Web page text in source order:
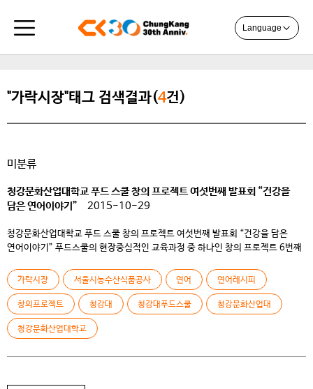
Language
"가락시장"태그 검색결과(4건)
미분류
청강문화산업대학교 푸드 스쿨 창의 프로젝트 여섯번째 발표회 “건강을
담은 연어이야기”
2015-10-29
청강문화산업대학교 푸드 스쿨 창의 프로젝트 여섯번째 발표회 “건강을 담은
연어이야기” 푸드스쿨의 현장중심적인 교육과정 중 하나인 창의 프로젝트 6번째
선정하고 레시피를 개발하는 것에 그치는 것이 아니라 개발한 메뉴들을 실제로
상품화시키고 판매하는 것이 창의 프로젝트의 목표이다. ​ 3월 27일
청강문화산업대학교와 서울시 농수산식품공사의 업무협약 체결 협정(MOU)이
진행된 이 […]
가락시장 서울시농수산식품공사 연어 연어레시피
창의프로젝트 청강대 청강대푸드스쿨 청강문화산업대
청강문화산업대학교